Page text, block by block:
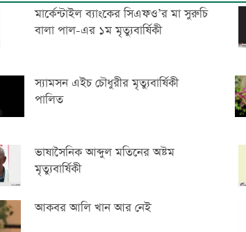
মার্কেন্টাইল ব্যাংকের সিএফও’র মা সুরুচি
বালা পাল-এর ১ম মৃত্যুবার্ষিকী
স্যামসন এইচ চৌধুরীর মৃত্যুবার্ষিকী
পালিত
ভাষাসৈনিক আব্দুল মতিনের অষ্টম
মৃত্যুবার্ষিকী
আকবর আলি খান আর নেই